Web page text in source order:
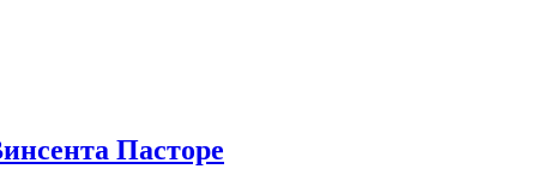
Пасторе